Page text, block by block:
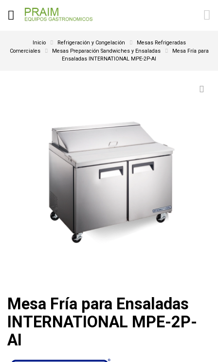
Inicio Refrigeración y Congelación
Mesas Refrigeradas
Comerciales
Mesas Preparación Sandwiches y Ensaladas
Mesa Fría para
Ensaladas INTERNATIONAL MPE-2P-AI
Mesa Fría para Ensaladas
INTERNATIONAL MPE-2P-
AI